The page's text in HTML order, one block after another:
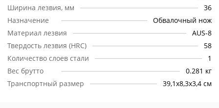
Ширина лезвия, мм
36
Назначение
Обвалочный нож
Материал лезвия
AUS-8
Твердость лезвия (HRC)
58
Количество слоев стали
1
Вес брутто
0.281 кг
Транспортный размер
39,1x8,3x3,4 см